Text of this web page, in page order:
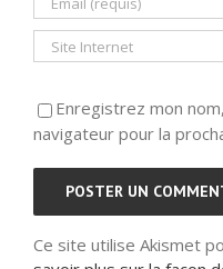
Enregistrez mon
navigateur pour la
Ce site utilise Akismet